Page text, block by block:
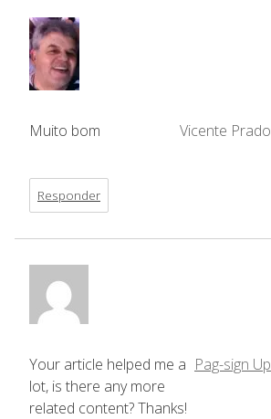
Vicente Prado
Muito bom
Responder
Pag-sign Up
Your article helped me a
lot, is there any more
related content? Thanks!